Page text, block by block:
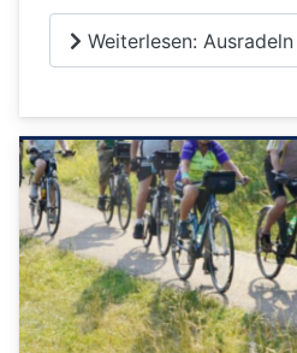
Weiterlesen: